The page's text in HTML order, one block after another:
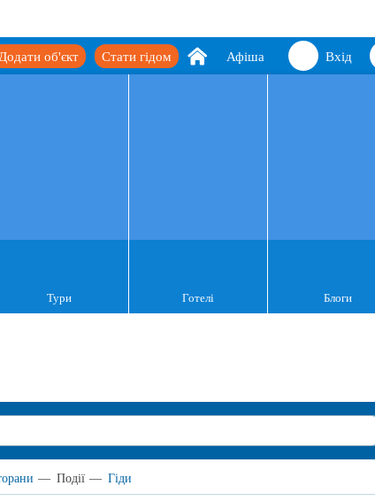
Вхід
Афіша
Стати гідом
Додати об'єкт
Тури Готелі Блоги
— Події — Гіди